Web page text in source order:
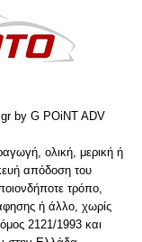
by G POiNT ADV
ολική, μερική ή
απόδοση του
τρόπο,
ή άλλο, χωρίς
2121/1993 και